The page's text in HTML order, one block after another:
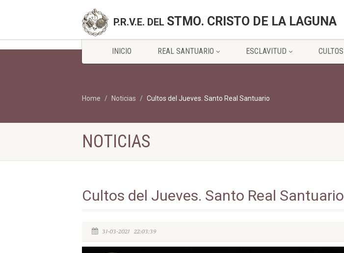
P.R.V.E. DEL STMO. CRISTO DE LA LAGUNA
INICIO REAL SANTUARIO ESCLAVITUD CULTOS
Home Noticias Cultos del Jueves. Santo Real Santuario
NOTICIAS
Cultos del Jueves. Santo Real Santuario
31-03-2021 22:03:39